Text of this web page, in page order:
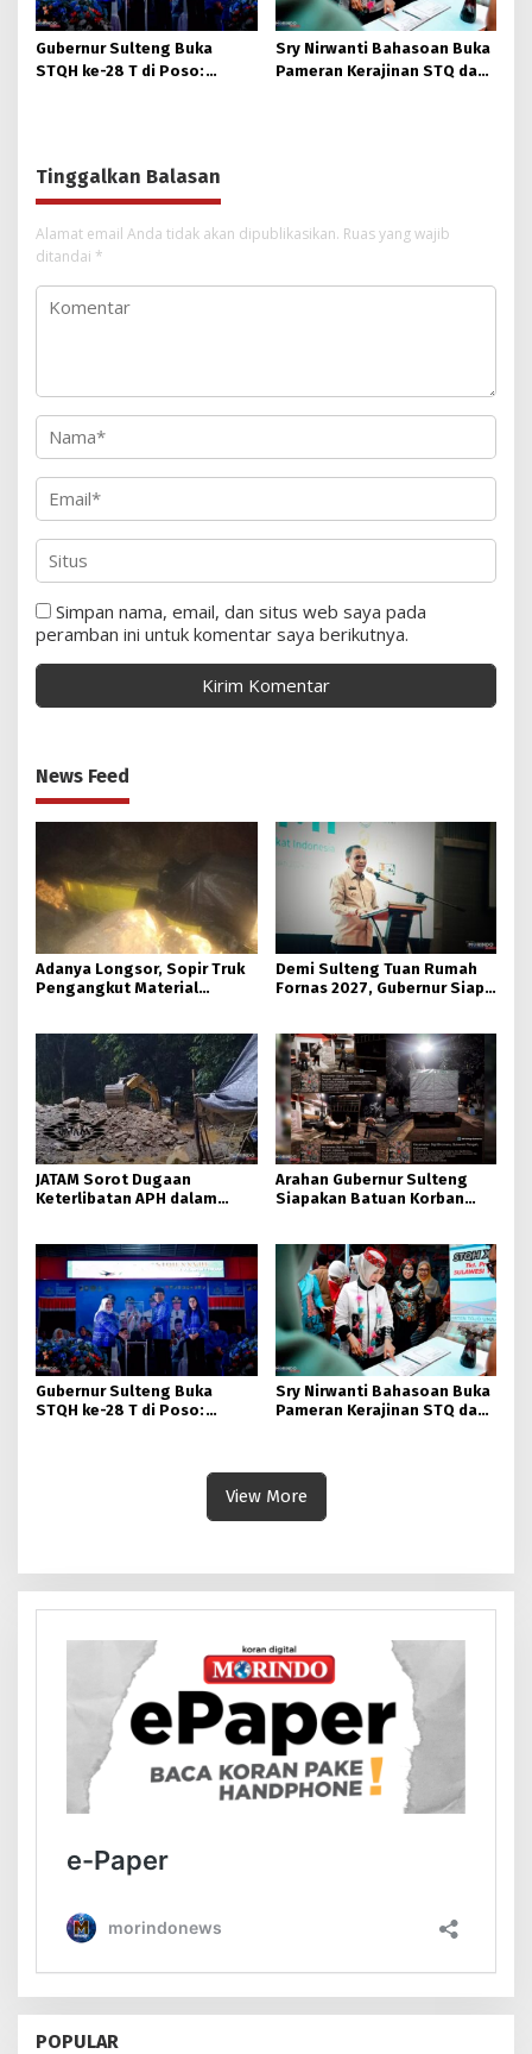
Gubernur Sulteng Buka
STQH ke-28 T di Poso:
Sry Nirwanti Bahasoan Buka
Pameran Kerajinan STQ dan
Tinggalkan Balasan
Alamat email Anda tidak akan dipublikasikan. Ruas yang wajib
ditandai *
Simpan nama, email, dan situs web saya pada
peramban ini untuk komentar saya berikutnya.
News Feed
Adanya Longsor, Sopir Truk
Pengangkut Material
Demi Sulteng Tuan Rumah
Fornas 2027, Gubernur Siap
JATAM Sorot Dugaan
Keterlibatan APH dalam
Arahan Gubernur Sulteng
Siapakan Batuan Korban
Distribusi
Gubernur Sulteng Buka
STQH ke-28 T di Poso:
Sry Nirwanti Bahasoan Buka
Pameran Kerajinan STQ dan
View More
POPULAR